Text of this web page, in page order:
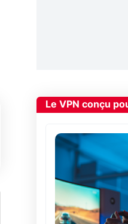
Le VPN conçu